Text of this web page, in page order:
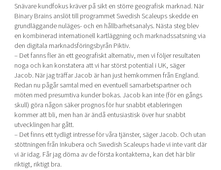
Snävare kundfokus kräver på sikt en större geografisk marknad. När
Binary Brains anslöt till programmet Swedish Scaleups skedde en
grundläggande nuläges- och en hållbarhetsanalys. Nästa steg blev
en kombinerad internationell kartläggning och marknadssatsning via
den digitala marknadsföringsbyrån Piktiv.
– Det fanns fler än ett geografiskt alternativ, men vi följer resultaten
noga och kan konstatera att vi har störst potential i UK, säger
Jacob. När jag träffar Jacob är han just hemkommen från England.
Redan nu pågår samtal med en eventuell samarbetspartner och
möten med presumtiva kunder bokas. Jacob kan inte (för en gångs
skull) göra någon säker prognos för hur snabbt etableringen
kommer att bli, men han är ändå entusiastisk över hur snabbt
utvecklingen har gått.
– Det finns ett tydligt intresse för våra tjänster, säger Jacob. Och utan
stöttningen från Inkubera och Swedish Scaleups hade vi inte varit där
vi är idag. Får jag döma av de första kontakterna, kan det här blir
riktigt, riktigt bra.